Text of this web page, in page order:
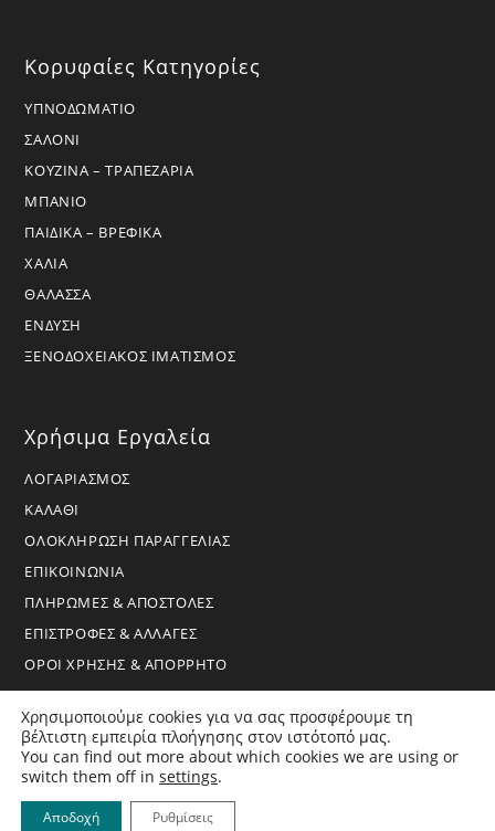
Κορυφαίες Κατηγορίες
ΥΠΝΟΔΩΜΑΤΙΟ
ΣΑΛΟΝΙ
ΚΟΥΖΙΝΑ – ΤΡΑΠΕΖΑΡΙΑ
ΜΠΑΝΙΟ
ΠΑΙΔΙΚΑ – ΒΡΕΦΙΚΑ
ΧΑΛΙΑ
ΘΑΛΑΣΣΑ
ΕΝΔΥΣΗ
ΞΕΝΟΔΟΧΕΙΑΚΟΣ ΙΜΑΤΙΣΜΟΣ
Χρήσιμα Εργαλεία
ΛΟΓΑΡΙΑΣΜΟΣ
ΚΑΛΑΘΙ
ΟΛΟΚΛΗΡΩΣΗ ΠΑΡΑΓΓΕΛΙΑΣ
ΕΠΙΚΟΙΝΩΝΙΑ
ΠΛΗΡΩΜΕΣ & ΑΠΟΣΤΟΛΕΣ
ΕΠΙΣΤΡΟΦΕΣ & ΑΛΛΑΓΕΣ
ΟΡΟΙ ΧΡΗΣΗΣ & ΑΠΟΡΡΗΤΟ
Copyright 2026 - BoraHome - All Rights Reserved
Χρησιμοποιούμε cookies για να σας προσφέρουμε τη
βέλτιστη εμπειρία πλοήγησης στον ιστότοπό μας.
You can find out more about which cookies we are using or
switch them off in settings.
Αποδοχή Ρυθμίσεις